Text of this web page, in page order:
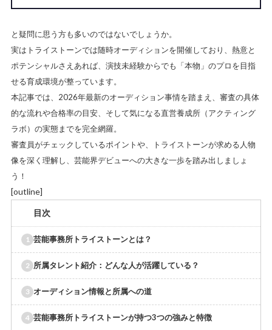
と疑問に思う方も多いのではないでしょうか。
実はトライストーンでは随時オーディションを開催しており、熱意と
ポテンシャルさえあれば、演技未経験からでも「本物」のプロを目指
せる育成環境が整っています。
本記事では、2026年最新のオーディション事情を踏まえ、審査の具体
的な流れや合格率の目安、そして気になる直営養成所（アクティング
ラボ）の実態までを完全網羅。
審査員がチェックしているポイントや、トライストーンが求める人物
像を深く理解し、芸能界デビューへの大きな一歩を踏み出しましょ
う！
[outline]
目次
芸能事務所トライストーンとは？
所属タレント紹介：どんな人が活躍している？
オーディション情報と所属への道
芸能事務所トライストーンが持つ3つの強みと特徴